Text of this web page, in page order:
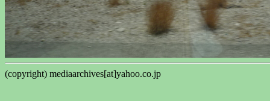
(copyright) mediaarchives[at]yahoo.co.jp